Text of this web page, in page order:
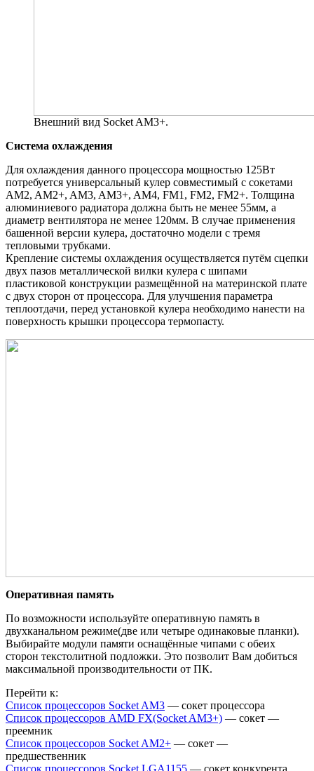
Внешний вид Socket AM3+.
Система охлаждения
Для охлаждения данного процессора мощностью 125Вт
потребуется универсальный кулер совместимый с сокетами
AM2, AM2+, AM3, AM3+, AM4, FM1, FM2, FM2+. Толщина
алюминиевого радиатора должна быть не менее 55мм, а
диаметр вентилятора не менее 120мм. В случае применения
башенной версии кулера, достаточно модели с тремя
тепловыми трубками.
Крепление системы охлаждения осуществляется путём сцепки
двух пазов металлической вилки кулера с шипами
пластиковой конструкции размещённой на материнской плате
с двух сторон от процессора. Для улучшения параметра
теплоотдачи, перед установкой кулера необходимо нанести на
поверхность крышки процессора термопасту.
Оперативная память
По возможности используйте оперативную память в
двухканальном режиме(две или четыре одинаковые планки).
Выбирайте модули памяти оснащённые чипами с обеих
сторон текстолитной подложки. Это позволит Вам добиться
максимальной производительности от ПК.
Перейти к:
Список процессоров Socket AM3 — сокет процессора
Список процессоров AMD FX(Socket AM3+) — сокет —
преемник
Список процессоров Socket AM2+ — сокет —
предшественник
Список процессоров Socket LGA1155 — сокет конкурента